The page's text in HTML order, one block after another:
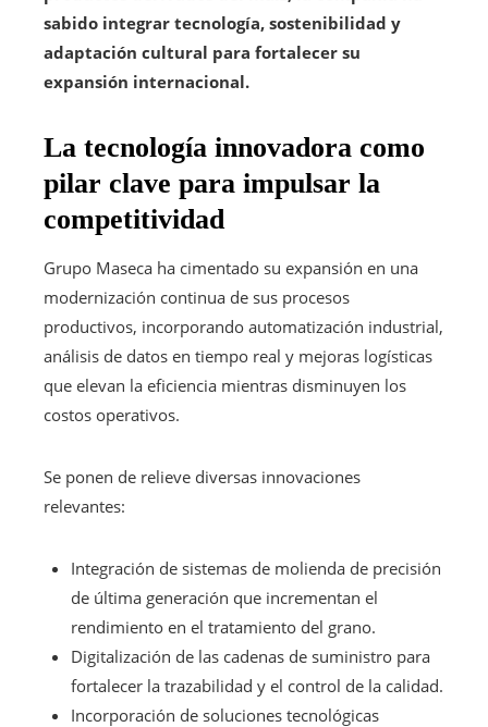
sabido integrar tecnología, sostenibilidad y
adaptación cultural para fortalecer su
expansión internacional.
La tecnología innovadora como
pilar clave para impulsar la
competitividad
Grupo Maseca ha cimentado su expansión en una
modernización continua de sus procesos
productivos, incorporando automatización industrial,
análisis de datos en tiempo real y mejoras logísticas
que elevan la eficiencia mientras disminuyen los
costos operativos.
Se ponen de relieve diversas innovaciones
relevantes:
Integración de sistemas de molienda de precisión
de última generación que incrementan el
rendimiento en el tratamiento del grano.
Digitalización de las cadenas de suministro para
fortalecer la trazabilidad y el control de la calidad.
Incorporación de soluciones tecnológicas